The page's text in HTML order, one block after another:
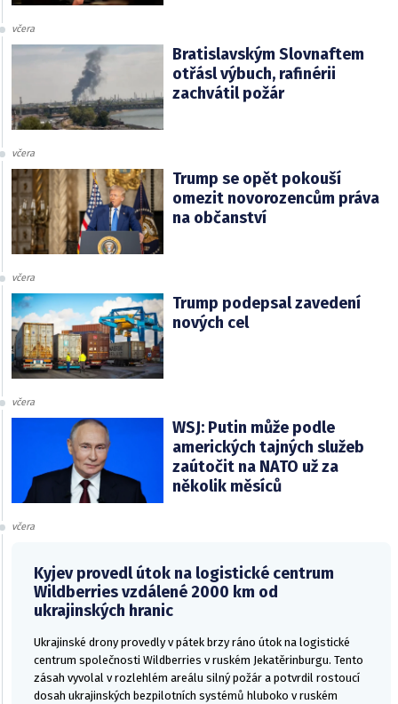
včera
Bratislavským Slovnaftem
otřásl výbuch, rafinérii
zachvátil požár
včera
Trump se opět pokouší
omezit novorozencům práva
na občanství
včera
Trump podepsal zavedení
nových cel
včera
WSJ: Putin může podle
amerických tajných služeb
zaútočit na NATO už za
několik měsíců
včera
Kyjev provedl útok na logistické centrum
Wildberries vzdálené 2000 km od
ukrajinských hranic
Ukrajinské drony provedly v pátek brzy ráno útok na logistické
centrum společnosti Wildberries v ruském Jekatěrinburgu. Tento
zásah vyvolal v rozlehlém areálu silný požár a potvrdil rostoucí
dosah ukrajinských bezpilotních systémů hluboko v ruském